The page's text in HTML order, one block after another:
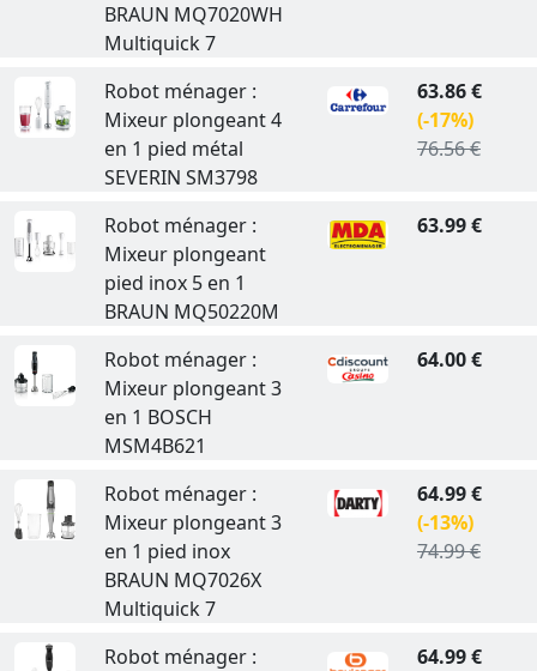
BRAUN MQ7020WH
Multiquick 7
Robot ménager :
Mixeur plongeant 4
en 1 pied métal
SEVERIN SM3798
63.86 €
(-17%)
76.56 €
Robot ménager :
Mixeur plongeant
pied inox 5 en 1
BRAUN MQ50220M
63.99 €
Robot ménager :
Mixeur plongeant 3
en 1 BOSCH
MSM4B621
64.00 €
Robot ménager :
Mixeur plongeant 3
en 1 pied inox
BRAUN MQ7026X
Multiquick 7
64.99 €
(-13%)
74.99 €
Robot ménager :
64.99 €